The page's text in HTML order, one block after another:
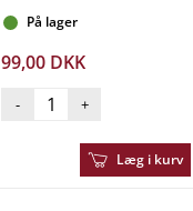
På lager
99,00 DKK
- +
Læg i kurv